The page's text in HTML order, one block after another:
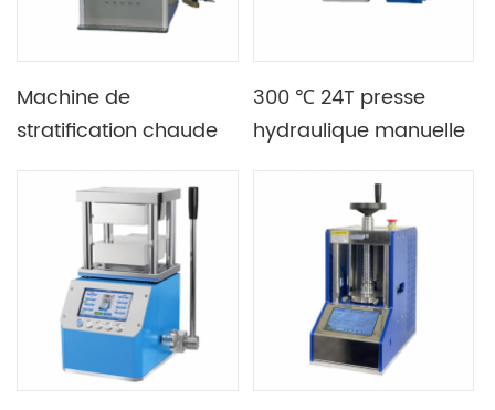
Machine de
stratification chaude
chaud automatique
de laboratoire
300 ℃ 24T presse
hydraulique manuelle
laboratoire avec
double plaque
chauffante